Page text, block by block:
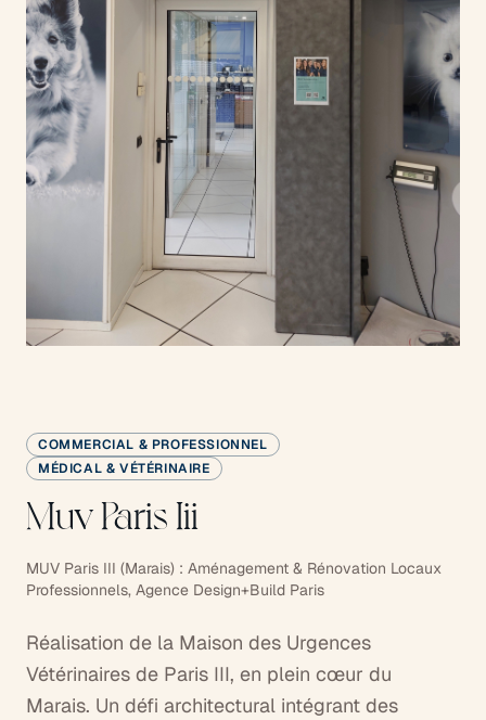
COMMERCIAL & PROFESSIONNEL
MÉDICAL & VÉTÉRINAIRE
Muv Paris Iii
MUV Paris III (Marais) : Aménagement & Rénovation Locaux
Professionnels, Agence Design+Build Paris
Réalisation de la Maison des Urgences
Vétérinaires de Paris III, en plein cœur du
Marais. Un défi architectural intégrant des